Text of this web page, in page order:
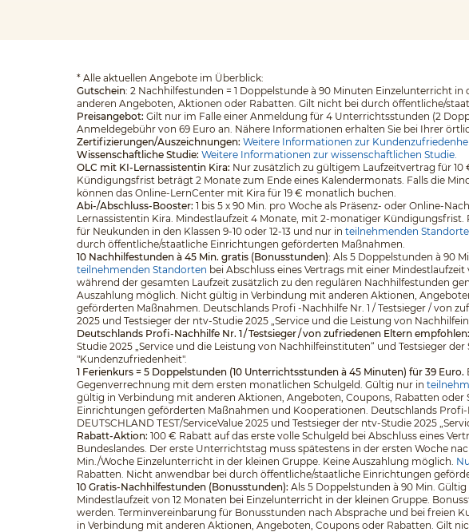
* Alle aktuellen Angebote im Überblick:
Gutschein: 2 Nachhilfestunden = 1 Doppelstunde à 90 Minuten Einzelunterricht
anderen Angeboten, Aktionen oder Rabatten. Gilt nicht bei durch öffentliche/
Preisangebot: Gilt nur im Falle einer Anmeldung für 4 Unterrichtsstunden (2
Anmeldegebühr von 69 Euro an. Nähere Informationen erhalten Sie bei Ihrer
Zertifizierungen/Auszeichnungen: Weitere Informationen zur
Wissenschaftliche Studie: Weitere Informationen zur wissenschaftlichen Studie.
OLC mit KI-Lernassistentin Kira: Nur zusätzlich zu gültigem Laufzeitvertrag für
Kündigungsfrist beträgt 2 Monate zum Ende eines Kalendermonats. Falls die
können das Online-LernCenter mit Kira für 19 € monatlich buchen.
Abi-/Abschluss-Booster: 1 bis 5 x 90 Min. pro Woche als Präsenz- oder Online-
Lernassistentin Kira. Mindestlaufzeit 4 Monate, mit 2-monatiger Kündigungsfrist.
für Neukunden in den Klassen 9-10 oder 12-13 und nur in teilnehmenden
durch öffentliche/staatliche Einrichtungen geförderten Maßnahmen.
10 Nachhilfestunden à 45 Min. gratis (Bonusstunden): Als 5 Doppelstunden à 90
teilnehmenden Standorten bei Abschluss eines Vertrags mit einer
während der gesamten Laufzeit zusätzlich zu den regulären Nachhilfestunden
Auszahlung möglich. Nicht gültig in Verbindung mit anderen Aktionen,
geförderten Maßnahmen. Deutschlands Profi -Nachhilfe Nr. 1 / Testsieger / von
2025 und Testsieger der ntv-Studie 2025 „Service und die Leistung von
Deutschlands Profi-Nachhilfe Nr. 1 / Testsieger / von zufriedenen Eltern empfohlen:
Studie 2025 „Service und die Leistung von Nachhilfeinstituten“ und Testsieger
"Kundenzufriedenheit".
1 Ferienkurs = 5 Doppelstunden (10 Unterrichtsstunden à 45 Minuten) für 39 Euro.
Gegenverrechnung mit dem ersten monatlichen Schulgeld. Gültig nur in
gültig in Verbindung mit anderen Aktionen, Angeboten, Coupons, Rabatten
Einrichtungen geförderten Maßnahmen und Kooperationen. Deutschlands Profi-
DEUTSCHLAND TEST/ServiceValue 2025 und Testsieger der ntv-Studie 2025
Rabatt-Aktion: 100 € Rabatt auf das erste volle Schulgeld bei Abschluss eines
Bundeslandes. Der erste Unterrichtstag muss spätestens in der ersten Woche
Min./Woche Einzelunterricht in der kleinen Gruppe. Keine Auszahlung möglich.
Rabatten. Nicht anwendbar bei durch öffentliche/staatliche Einrichtungen
10 Gratis-Nachhilfestunden (Bonusstunden): Als 5 Doppelstunden à 90 Min.
Mindestlaufzeit von 12 Monaten bei Einzelunterricht in der kleinen Gruppe.
werden. Terminvereinbarung für Bonusstunden nach Absprache und bei freien
in Verbindung mit anderen Aktionen, Angeboten, Coupons oder Rabatten. Gilt